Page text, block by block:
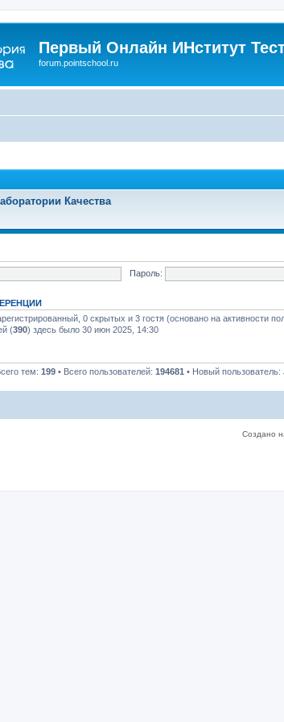
Первый Онлайн ИНститут
forum.pointschool.ru
Качества
Пароль:
0 скрытых и 3 гостя (основано на активности
(390) здесь было 30 июн 2025, 14:30
тем: 199 • Всего пользователей: 194681 • Новый пользователь:
Создано